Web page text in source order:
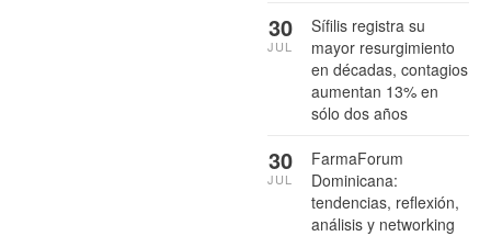
Sífilis registra su
mayor resurgimiento
en décadas, contagios
aumentan 13% en
sólo dos años
30
JUL
FarmaForum
Dominicana:
tendencias, reflexión,
análisis y networking
30
JUL